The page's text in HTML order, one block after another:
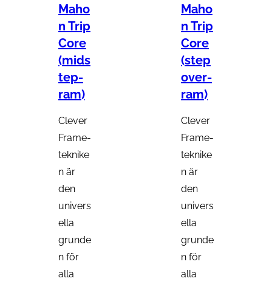
Maho
n Trip
Core
(mids
tep-
ram)
Clever
Frame-
teknike
n är
den
univers
ella
grunde
n för
alla
Maho
n Trip
Core
(step
over-
ram)
Clever
Frame-
teknike
n är
den
univers
ella
grunde
n för
alla